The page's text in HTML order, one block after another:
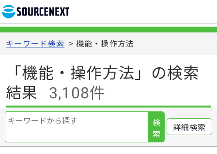
キーワード検索 > 機能・操作方法
「機能・操作方法」の検索
結果 3,108件
検
索
詳細検索